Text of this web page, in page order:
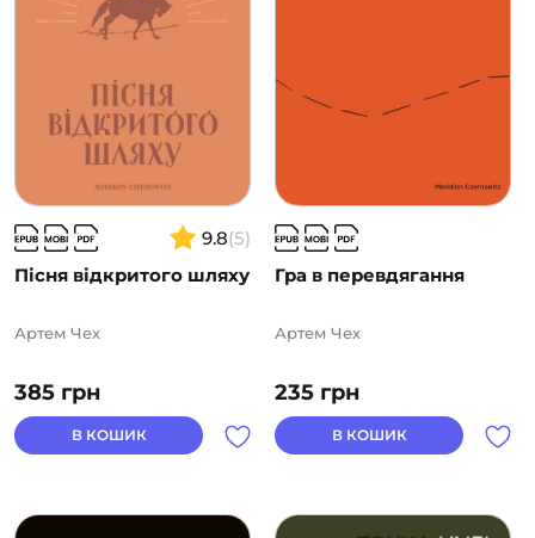
9.8(5)
Пісня відкритого шляху
385 грн
Артем Чех
В КОШИК
Гра в перевдягання
235 грн
Артем Чех
В КОШИК